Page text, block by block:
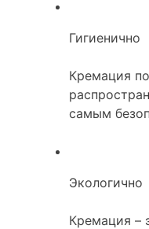
Гигиенично
Кремация
самым
Экологично
Кремация –